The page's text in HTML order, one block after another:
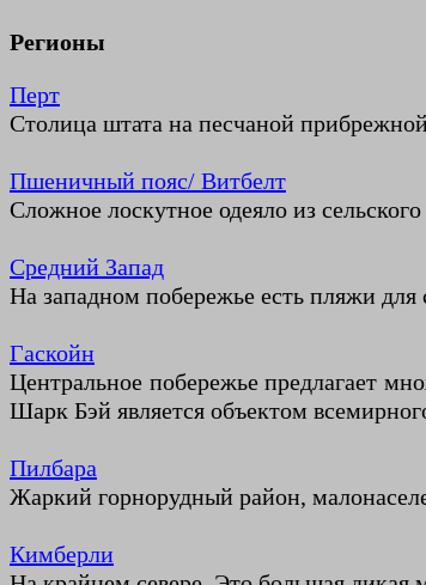
Регионы
Перт
Столица штата на песчаной
Пшеничный пояс/ Витбелт
Сложное лоскутное одеяло из
Средний Запад
На западном побережье есть пляжи
Гаскойн
Центральное побережье предлагает
Шарк Бэй является объектом
Пилбара
Жаркий горнорудный район,
Кимберли